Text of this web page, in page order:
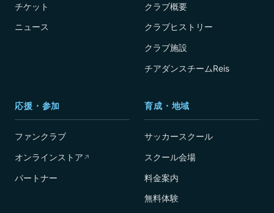
チケット
ニュース
クラブ概要
クラブヒストリー
クラブ施設
チアダンスチームReis
応援・参加
ファンクラブ
オンラインストア ↗
パートナー
育成・地域
サッカースクール
スクール会場
料金案内
無料体験